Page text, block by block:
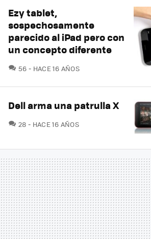
Ezy tablet,
sospechosamente
parecido al iPad pero con
un concepto diferente
56 COMENTARIOS
HACE 16 AÑOS
Dell arma una patrulla X
28 COMENTARIOS
HACE 16 AÑOS